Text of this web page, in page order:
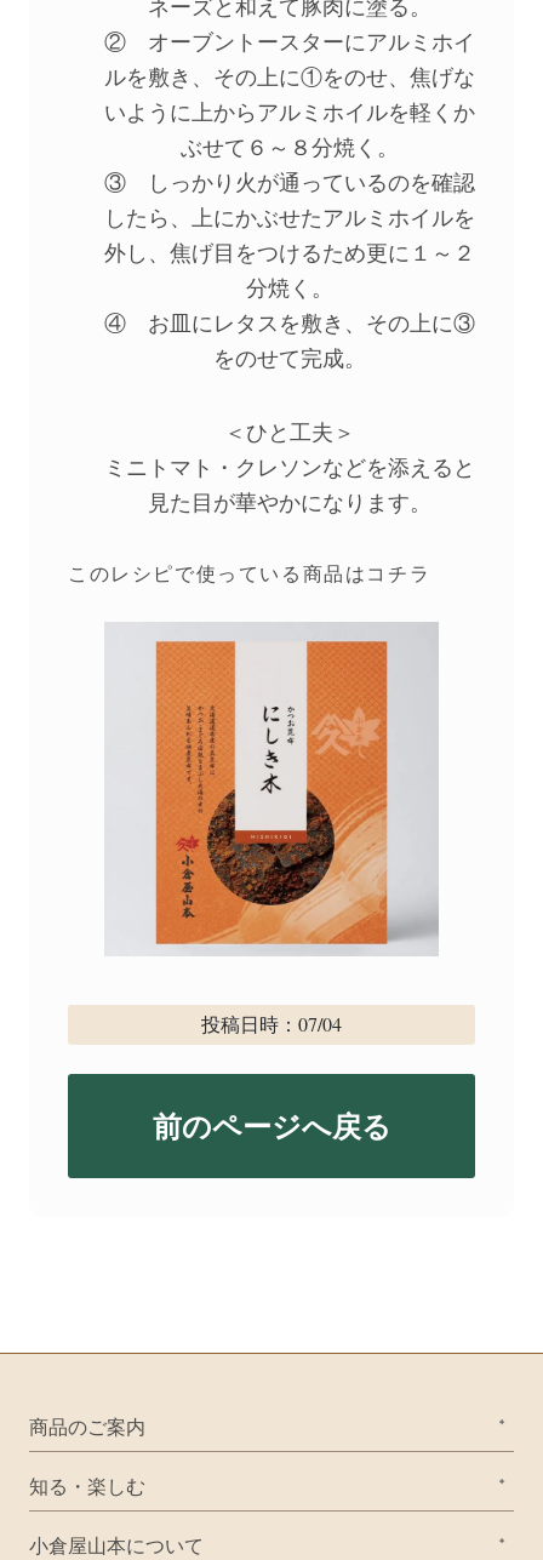
② オーブントースターにアルミホイ
ルを敷き、その上に①をのせ、焦げな
いように上からアルミホイルを軽くか
ぶせて６～８分焼く。
③ しっかり火が通っているのを確認
したら、上にかぶせたアルミホイルを
外し、焦げ目をつけるため更に１～２
分焼く。
④ お皿にレタスを敷き、その上に③
をのせて完成。
＜ひと工夫＞
ミニトマト・クレソンなどを添えると
見た目が華やかになります。
このレシピで使っている商品はコチラ
投稿日時：07/04
前のページへ戻る
商品のご案内
知る・楽しむ
小倉屋山本について